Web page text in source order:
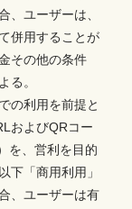
、ユーザーは、
併用することが
その他の条件
る。
の利用を前提と
およびQRコー
を、営利を目的
下「商用利用」
、ユーザーは有